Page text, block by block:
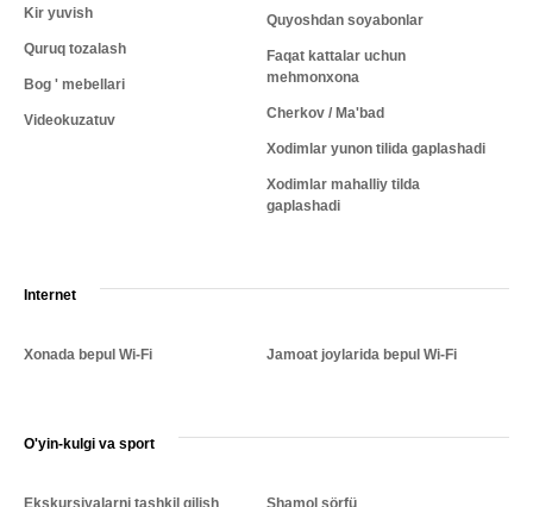
Kir yuvish
Quruq tozalash
Bog ' mebellari
Videokuzatuv
Quyoshdan soyabonlar
Faqat kattalar uchun
mehmonxona
Cherkov / Ma'bad
Xodimlar yunon tilida gaplashadi
Xodimlar mahalliy tilda
gaplashadi
Internet
Xonada bepul Wi-Fi Jamoat joylarida bepul Wi-Fi
O'yin-kulgi va sport
Ekskursiyalarni tashkil qilish Shamol sörfü